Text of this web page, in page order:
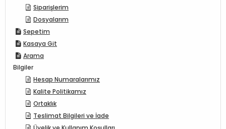
Siparişlerim
Dosyalarım
Sepetim
Kasaya Git
Arama
Bilgiler
Hesap Numaralarımız
Kalite Politikamız
Ortaklık
Teslimat Bilgileri ve İade